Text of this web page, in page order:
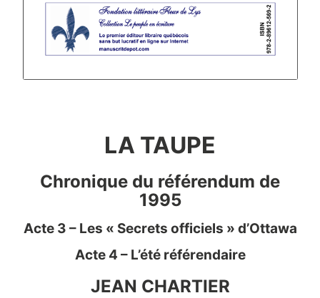
LA TAUPE
Chronique du référendum de
1995
Acte 3 – Les « Secrets officiels » d’Ottawa
Acte 4 – L’été référendaire
JEAN CHARTIER